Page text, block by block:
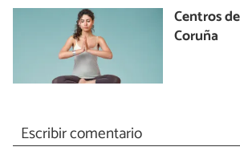
Centros
Coruña
Escribir comentario